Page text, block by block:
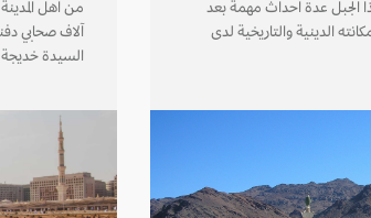
الجبل عدة أحداث مهمة بعد
الدينية والتاريخية لدى
من أهل
آلاف صحابي
السيدة خديجة